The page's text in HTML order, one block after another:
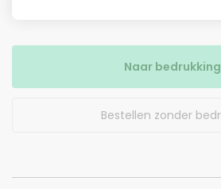
Naar bedrukking
Bestellen zonder